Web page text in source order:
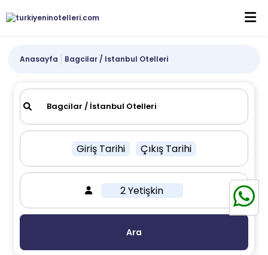
Anasayfa Bagcilar / Istanbul Otelleri
Giriş Tarihi Çıkış Tarihi
2 Yetişkin
Ara